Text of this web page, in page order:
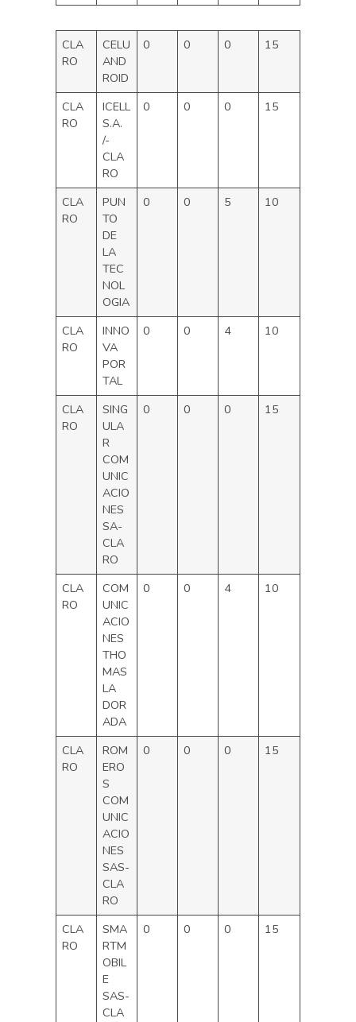
CLA
RO
CELU
AND
ROID
0 0 0 15
CLA
RO
ICELL
S.A.
/-
CLA
RO
0 0 0 15
CLA
RO
PUN
TO
DE
LA
TEC
NOL
OGIA
0 0 5 10
CLA
RO
INNO
VA
POR
TAL
0 0 4 10
CLA
RO
SING
ULA
R
COM
UNIC
ACIO
NES
SA-
CLA
RO
0 0 0 15
CLA
RO
COM
UNIC
ACIO
NES
THO
MAS
LA
DOR
ADA
0 0 4 10
CLA
RO
ROM
ERO
S
COM
UNIC
ACIO
NES
SAS-
CLA
RO
0 0 0 15
CLA
RO
SMA
RTM
OBIL
E
SAS-
CLA
0 0 0 15